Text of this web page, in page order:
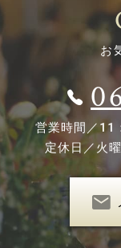
お
営業時間／11
定休日／火